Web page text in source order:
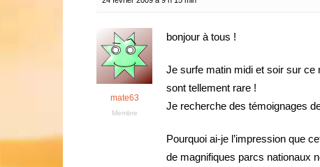
mate63
Membre
bonjour à tous !
Je surfe matin midi et soir sur
sont tellement rare !
Je recherche des témoignages
Pourquoi ai-je l’impression que
de magnifiques parcs nationaux